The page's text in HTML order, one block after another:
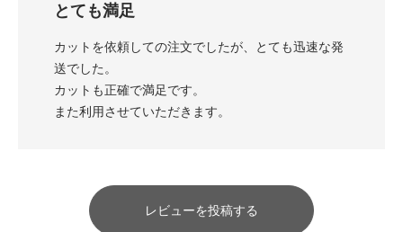
とても満足
カットを依頼しての注文でしたが、とても迅速な発
送でした。
カットも正確で満足です。
また利用させていただきます。
レビューを投稿する